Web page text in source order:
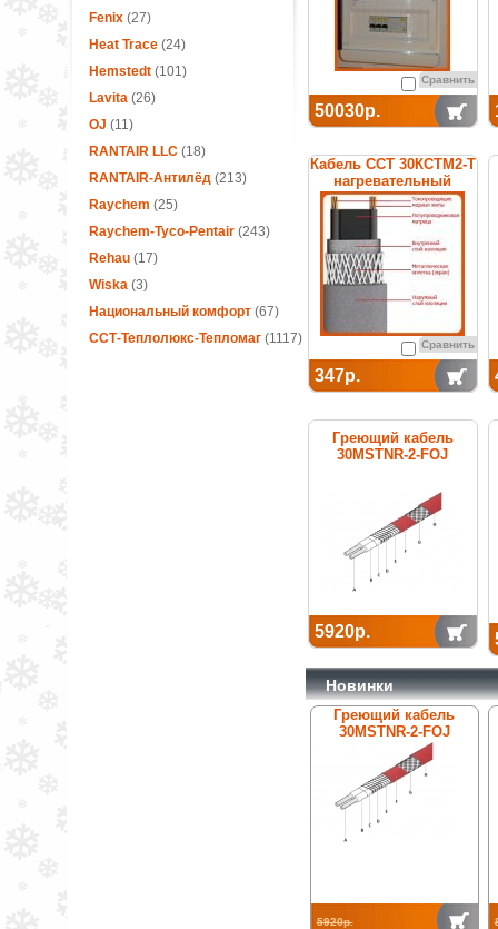
Fenix(27)
Heat Trace(24)
Hemstedt(101)
Lavita(26)
OJ (11)
RANTAIR LLC(18)
RANTAIR-Антилёд(213)
Raychem (25)
Raychem-Tyco-Pentair (243)
Rehau(17)
Wiska(3)
Национальный комфорт(67)
ССТ-Теплолюкс-Тепломаг(1117)
Сравнить
50030р.
Кабель ССТ 30КСТМ2-Т
нагревательный
саморегулирующийся
Сравнить
347р.
Греющий кабель
30MSTNR-2-FOJ
5920р.
Новинки
Греющий кабель
30MSTNR-2-FOJ
5920р.